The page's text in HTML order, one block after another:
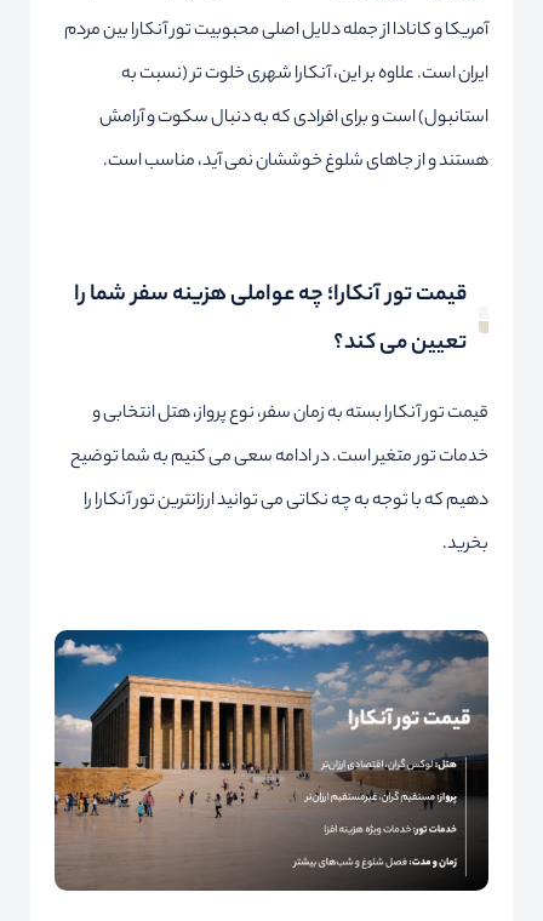
آمریکا و کانادا از جمله دلایل اصلی محبوبیت تور آنکارا بین مردم
ایران است. علاوه بر این، آنکارا شهری خلوت تر (نسبت به
استانبول) است و برای افرادی که به دنبال سکوت و آرامش
هستند و از جاهای شلوغ خوششان نمی آید، مناسب است.
قیمت تور آنکارا؛ چه عواملی هزینه سفر شما را
تعیین می کند؟
قیمت تور آنکارا بسته به زمان سفر، نوع پرواز، هتل انتخابی و
خدمات تور متغیر است. در ادامه سعی می کنیم به شما توضیح
دهیم که با توجه به چه نکاتی می توانید ارزانترین تور آنکارا را
بخرید.